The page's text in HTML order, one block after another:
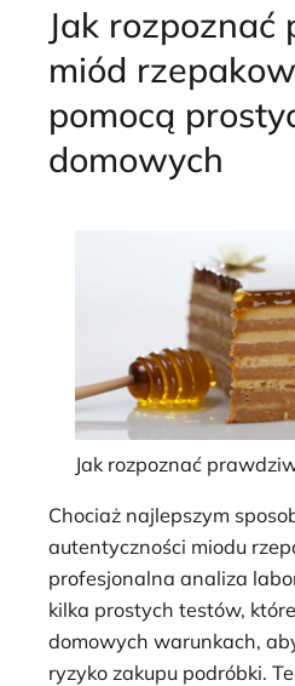
Jak
miód
pomocą
domowych
Jak rozpoznać
Chociaż najlepszym
autentyczności miodu
profesjonalna analiza
kilka prostych testów,
domowych warunkach,
ryzyko zakupu podróbki.